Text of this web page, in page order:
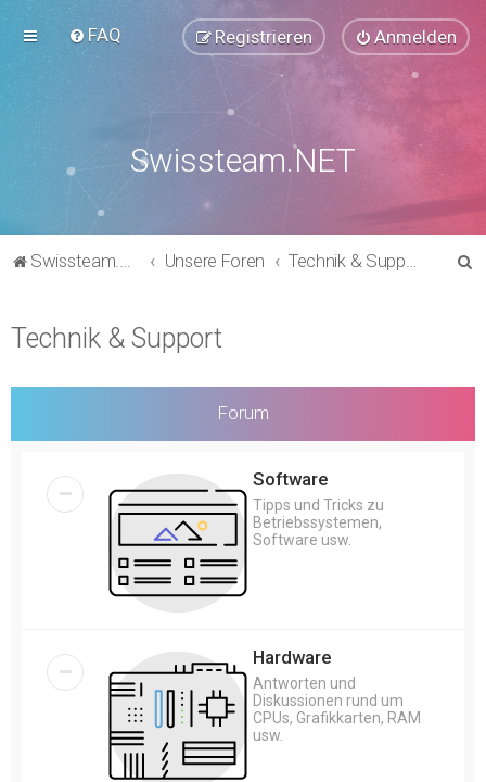
FAQ Anmelden
Registrieren
Swissteam.NET
Swissteam.NET Unsere Foren Technik & Support
e
Technik & Support
Forum
Software
Tipps und Tricks zu
Betriebssystemen,
Software usw.
Hardware
Antworten und
Diskussionen rund um
CPUs, Grafikkarten, RAM
usw.